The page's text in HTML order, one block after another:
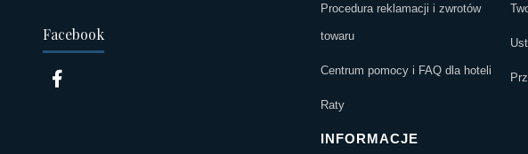
Facebook
Procedura reklamacji i zwrotów
towaru
Centrum pomocy i FAQ dla hoteli
Raty
INFORMACJE